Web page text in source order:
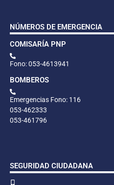
NÚMEROS DE EMERGENCIA
COMISARÍA PNP
Fono: 053-4613941
BOMBEROS
Emergencias Fono: 116
053-462333
053-461796
SEGURIDAD CIUDADANA